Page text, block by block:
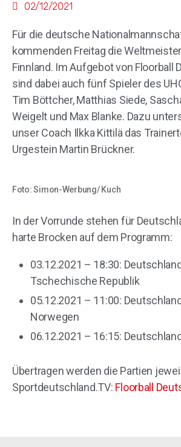
02/12/2021
Für die deutsche
kommenden Freitag die
Finnland. Im Aufgebot von Floorball
sind dabei auch fünf Spieler des
Tim Böttcher, Matthias Siede,
Weigelt und Max Blanke. Dazu
unser Coach Ilkka Kittilä das
Urgestein Martin Brückner.
Foto: Simon-Werbung/ Kuch
In der Vorrunde stehen für
harte Brocken auf dem Programm:
03.12.2021 – 18:30:
Tschechische Republik
05.12.2021 – 11:00:
Norwegen
06.12.2021 – 16:15:
Übertragen werden die Partien
Sportdeutschland.TV: Floorball